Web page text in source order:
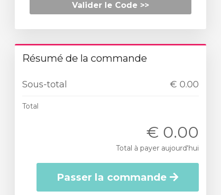
Valider le Code >>
Résumé de la commande
Sous-total € 0.00
Total
€ 0.00
Total à payer aujourd'hui
Passer la commande